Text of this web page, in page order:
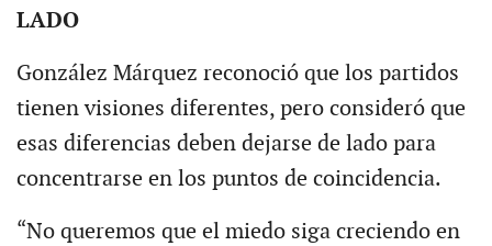
LADO
González Márquez reconoció que los partidos
tienen visiones diferentes, pero consideró que
esas diferencias deben dejarse de lado para
concentrarse en los puntos de coincidencia.
“No queremos que el miedo siga creciendo en